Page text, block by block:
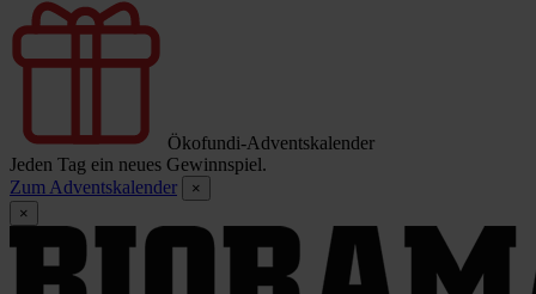
Ökofundi-Adventskalender
Jeden Tag ein neues Gewinnspiel.
Zum Adventskalender
×
×